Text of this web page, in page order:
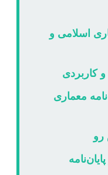
اسلامی و
معماری